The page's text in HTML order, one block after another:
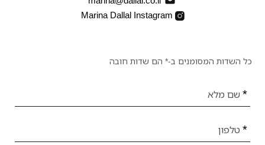
Marina Dallal Instagram
כל השדות המסומנים ב-* הם שדות חובה